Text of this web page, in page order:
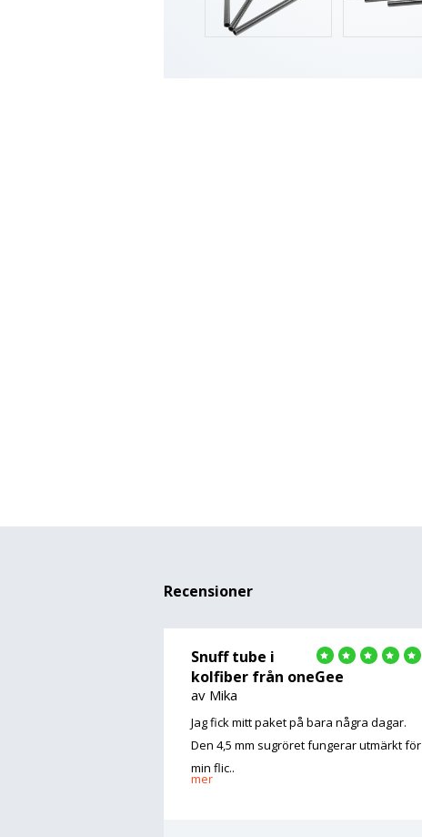
Recensioner
Snuff tube i
kolfiber från oneGee
av Mika
Jag fick mitt paket på bara några dagar.
Den 4,5 mm sugröret fungerar utmärkt för
min flic..
mer